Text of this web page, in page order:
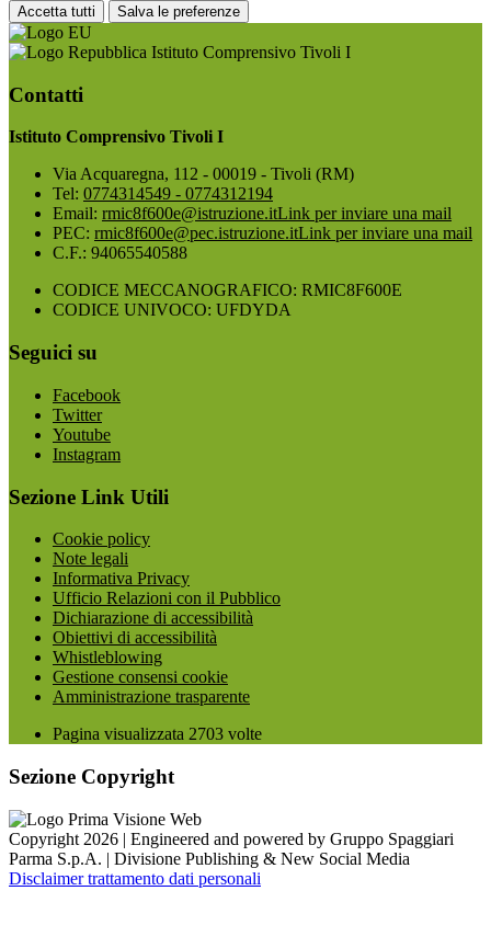
Accetta tutti Salva le preferenze
Istituto Comprensivo Tivoli I
Contatti
Istituto Comprensivo Tivoli I
Via Acquaregna, 112 - 00019 - Tivoli (RM)
Tel: 0774314549 - 0774312194
Email: rmic8f600e@istruzione.itLink per inviare una mail
PEC: rmic8f600e@pec.istruzione.itLink per inviare una mail
C.F.: 94065540588
CODICE MECCANOGRAFICO: RMIC8F600E
CODICE UNIVOCO: UFDYDA
Seguici su
Facebook
Twitter
Youtube
Instagram
Sezione Link Utili
Cookie policy
Note legali
Informativa Privacy
Ufficio Relazioni con il Pubblico
Dichiarazione di accessibilità
Obiettivi di accessibilità
Whistleblowing
Gestione consensi cookie
Amministrazione trasparente
Pagina visualizzata 2703 volte
Sezione Copyright
Copyright 2026 | Engineered and powered by Gruppo Spaggiari
Parma S.p.A. | Divisione Publishing & New Social Media
Disclaimer trattamento dati personali